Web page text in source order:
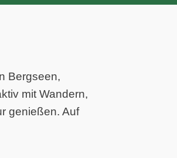
Bergseen,
mit Wandern,
genießen. Auf